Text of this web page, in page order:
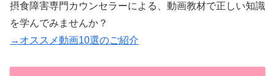
摂食障害専門カウンセラーによる、動画教材で正しい知識
を学んでみませんか？
→オススメ動画10選のご紹介